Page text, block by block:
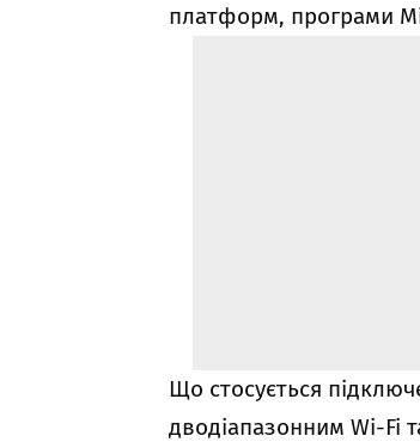
платформ, програми
Що стосується
дводіапазонним Wi-Fi